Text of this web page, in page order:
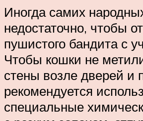
Иногда самих
недостаточно, чтобы
пушистого бандита с
Чтобы кошки не
стены возле дверей и
рекомендуется
специальные